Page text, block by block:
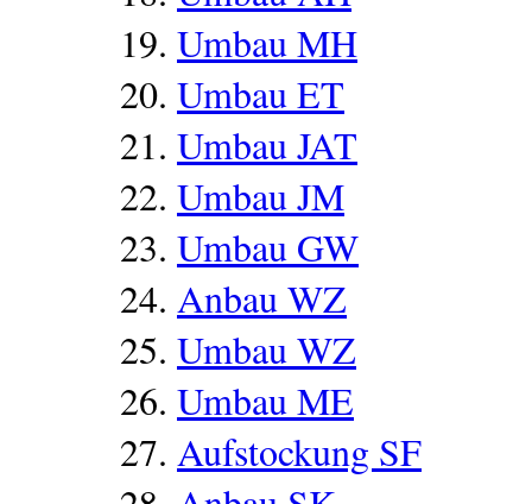
Umbau MH
Umbau ET
Umbau JAT
Umbau JM
Umbau GW
Anbau WZ
Umbau WZ
Umbau ME
Aufstockung SF